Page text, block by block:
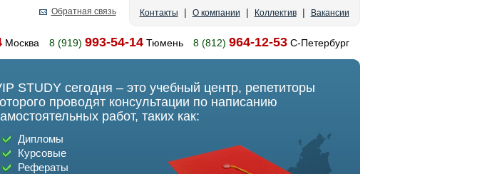
Контакты | О компании | Коллектив| Вакансии
Обратная связь
Москва 8 (919) 993-54-14Тюмень 8 (812) 964-12-53С-Петербург
STUDY сегодня – это учебный центр, репетиторы
проводят консультации по написанию
работ, таких как:
Дипломы
Курсовые
Рефераты